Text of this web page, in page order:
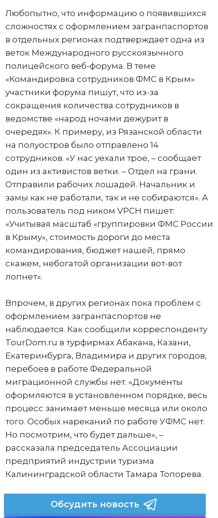
Любопытно, что информацию о появившихся
сложностях с оформлением загранпаспортов
в отдельных регионах подтверждает одна из
веток Международного русскоязычного
полицейского веб-форума. В теме
«Командировка сотрудников ФМС в Крым»
участники форума пишут, что из-за
сокращения количества сотрудников в
ведомстве «народ ночами дежурит в
очередях». К примеру, из Рязанской области
на полуостров было отправлено 14
сотрудников. «У нас уехали трое, – сообщает
один из активистов ветки. – Отдел на грани.
Отправили рабочих лошадей. Начальник и
замы как не работали, так и не собираются». А
пользователь под ником VPCH пишет:
«Учитывая масштаб «группировки ФМС России
в Крыму», стоимость дороги до места
командирования, бюджет нашей, прямо
скажем, небогатой организации вот-вот
лопнет».
Впрочем, в других регионах пока проблем с
оформлением загранпаспортов не
наблюдается. Как сообщили корреспонденту
TourDom.ru в турфирмах Абакана, Казани,
Екатеринбурга, Владимира и других городов,
перебоев в работе Федеральной
миграционной службы нет. «Документы
оформляются в установленном порядке, весь
процесс занимает меньше месяца или около
того. Особых нареканий по работе УФМС нет.
Но посмотрим, что будет дальше», –
рассказала председатель Ассоциации
предприятий индустрии туризма
Калининградской области Тамара Топорева.
Обсудить новость